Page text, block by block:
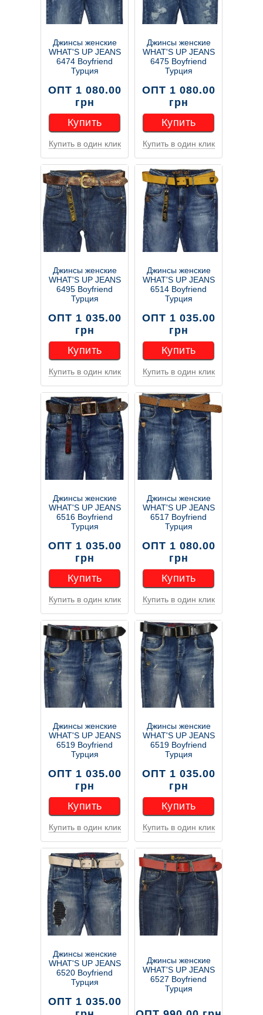
Джинсы женские
WHAT'S UP JEANS
6474 Boyfriend
Турция
ОПТ 1 080.00
грн
Купить
Купить
Купить в один клик
Джинсы женские
WHAT'S UP JEANS
6475 Boyfriend
Турция
ОПТ 1 080.00
грн
Купить
Купить
Купить в один клик
Джинсы женские
WHAT'S UP JEANS
6495 Boyfriend
Турция
ОПТ 1 035.00
грн
Купить
Купить
Купить в один клик
Джинсы женские
WHAT'S UP JEANS
6514 Boyfriend
Турция
ОПТ 1 035.00
грн
Купить
Купить
Купить в один клик
Джинсы женские
WHAT'S UP JEANS
6516 Boyfriend
Турция
ОПТ 1 035.00
грн
Купить
Купить
Купить в один клик
Джинсы женские
WHAT'S UP JEANS
6517 Boyfriend
Турция
ОПТ 1 080.00
грн
Купить
Купить
Купить в один клик
Джинсы женские
WHAT'S UP JEANS
6519 Boyfriend
Турция
ОПТ 1 035.00
грн
Купить
Купить
Купить в один клик
Джинсы женские
WHAT'S UP JEANS
6519 Boyfriend
Турция
ОПТ 1 035.00
грн
Купить
Купить
Купить в один клик
Джинсы женские
WHAT'S UP JEANS
6520 Boyfriend
Турция
ОПТ 1 035.00
Джинсы женские
WHAT'S UP JEANS
6527 Boyfriend
Турция